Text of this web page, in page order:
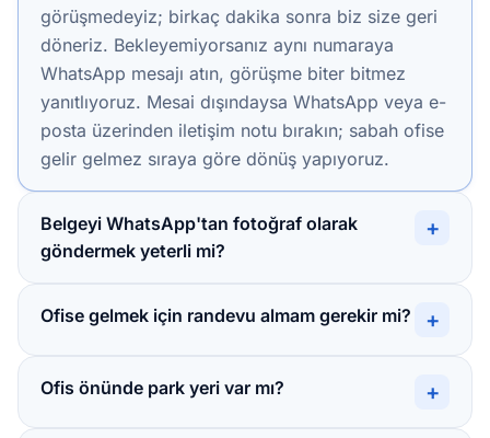
görüşmedeyiz; birkaç dakika sonra biz size geri
döneriz. Bekleyemiyorsanız aynı numaraya
WhatsApp mesajı atın, görüşme biter bitmez
yanıtlıyoruz. Mesai dışındaysa WhatsApp veya e-
posta üzerinden iletişim notu bırakın; sabah ofise
gelir gelmez sıraya göre dönüş yapıyoruz.
Belgeyi WhatsApp'tan fotoğraf olarak
göndermek yeterli mi?
+
Ofise gelmek için randevu almam gerekir mi? +
Ofis önünde park yeri var mı? +